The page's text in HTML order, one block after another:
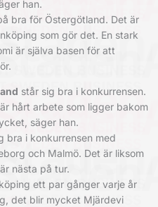
han.
bra för Östergötland. Det är
som gör det. En stark
är själva basen för att
står sig bra i konkurrensen.
hårt arbete som ligger bakom
säger han.
bra i konkurrensen med
och Malmö. Det är liksom
nästa på tur.
ett par gånger varje år
det blir mycket Mjärdevi